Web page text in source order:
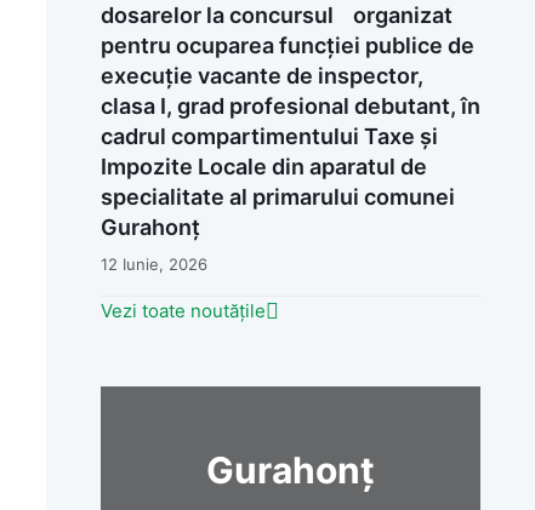
dosarelor la concursul organizat
pentru ocuparea funcției publice de
execuție vacante de inspector,
clasa I, grad profesional debutant, în
cadrul compartimentului Taxe și
Impozite Locale din aparatul de
specialitate al primarului comunei
Gurahonț
12 Iunie, 2026
Vezi toate noutățile
Gurahonț